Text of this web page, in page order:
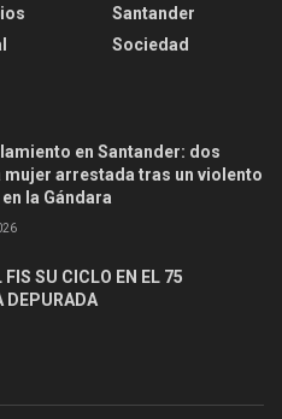
Santander
Sociedad
en Santander: dos
mujer arrestada tras un violento
la Gándara
SU CICLO EN EL 75
DEPURADA